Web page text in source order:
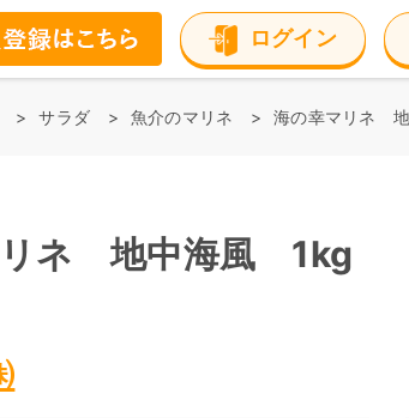
ログイン
サラダ 魚介のマリネ 海の幸マリネ
リネ 地中海風 1kg